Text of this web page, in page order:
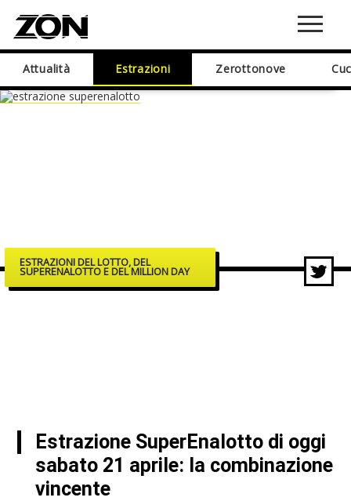
Attualità Estrazioni Zerottonove
ESTRAZIONI DEL LOTTO, DEL
SUPERENALOTTO E DEL MILLION DAY
Estrazione SuperEnalotto di oggi
sabato 21 aprile: la combinazione
vincente